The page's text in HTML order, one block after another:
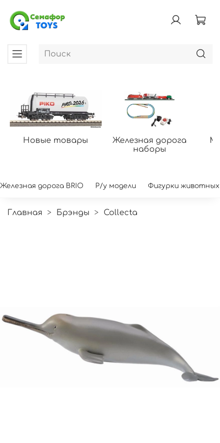
Новые товары
Железная дорога
наборы
Железная дорога BRIO Р/у модели Фигурки животных
Главная Брэнды Collecta